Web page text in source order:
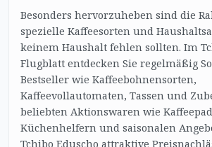
Besonders hervorzuheben sind die
spezielle Kaffeesorten und
keinem Haushalt fehlen sollten. Im
Flugblatt entdecken Sie regelmäßig
Bestseller wie Kaffeebohnensorten,
Kaffeevollautomaten, Tassen und
beliebten Aktionswaren wie
Küchenhelfern und saisonalen
Tchibo Eduscho attraktive